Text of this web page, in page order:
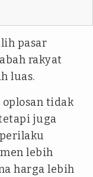
pasar
rakyat
luas.
tidak
juga
lebih
harga lebih